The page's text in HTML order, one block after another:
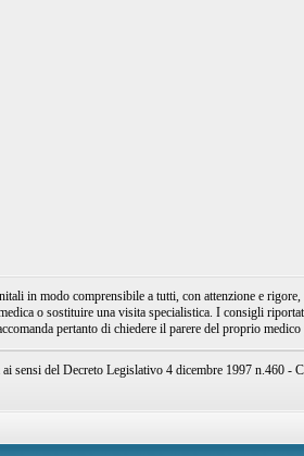
modo comprensibile a tutti, con attenzione e
o sostituire una visita specialistica. I consigli
pertanto di chiedere il parere del proprio
sensi del Decreto Legislativo 4 dicembre 1997 n.460 -